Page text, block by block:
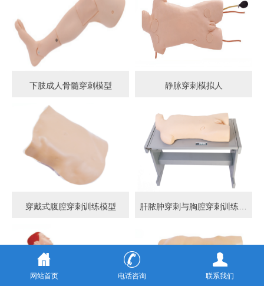
下肢成人骨髓穿刺模型 静脉穿刺模拟人
穿戴式腹腔穿刺训练模型
网站首页 电话咨询 联系我们